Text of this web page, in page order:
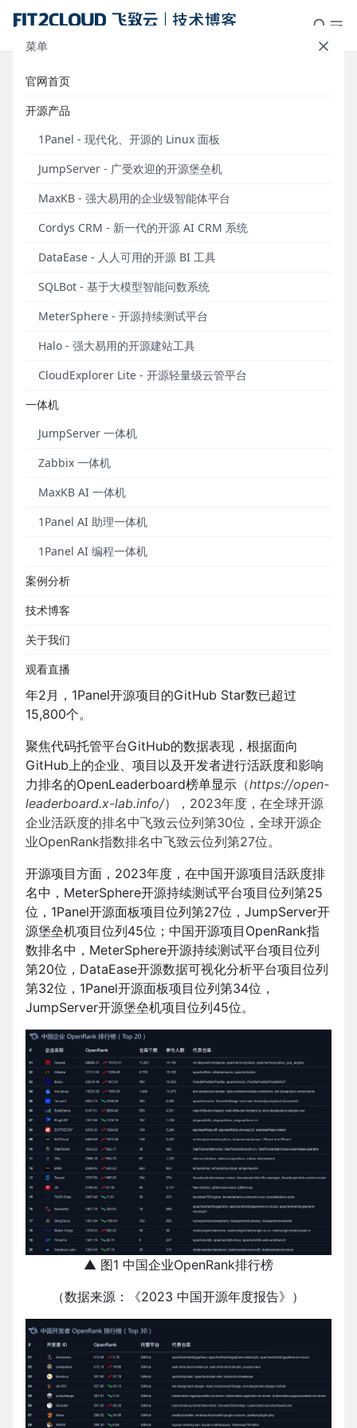
菜单
官网首页
开源产品
1Panel - 现代化、开源的 Linux 面板
JumpServer - 广受欢迎的开源堡垒机
MaxKB - 强大易用的企业级智能体平台
Cordys CRM - 新一代的开源 AI CRM 系统
DataEase - 人人可用的开源 BI 工具
SQLBot - 基于大模型智能问数系统
MeterSphere - 开源持续测试平台
Halo - 强大易用的开源建站工具
CloudExplorer Lite - 开源轻量级云管平台
一体机
JumpServer 一体机
Zabbix 一体机
MaxKB AI 一体机
1Panel AI 助理一体机
1Panel AI 编程一体机
案例分析
技术博客
关于我们
观看直播
2023 中国开源年度报告发布，飞致
云在中国企业OpenRank排行榜中排
发布《2023 中国开源年度报告》。本年度的开源年度
报告覆盖了更为广泛的代码托管平台，包括GitHub、
Gitee以及GitLink。报告显示， 在“中国企业
OpenRank排行榜”中，FIT2CLOUD飞致云排名第九
的Halo开源建站项目创始人汪瑞原（ruibaby）排名第
九位。
在《2023 中国开源年度报告》的“开源大事记”章节，
飞致云于2023年3月发布的1Panel开源面板项目因其
1Panel（
代化、开源的 Linux服务器运维管理面板，为用户提供
方式，帮助用户简化建站与运维管理流程。截至2024
年2月，1Panel开源项目的GitHub Star数已超过
15,800个。
聚焦代码托管平台GitHub的数据表现，根据面向
GitHub上的企业、项目以及开发者进行活跃度和影响
力排名的OpenLeaderboard榜单显示 （https://open-
leaderboard.x-lab.info/），2023年度，在全球开源
企业活跃度的排名中飞致云位列第30位，全球开源企
业OpenRank指数排名中飞致云位列第27位。
开源项目方面，2023年度，在中国开源项目活跃度排
名中，MeterSphere开源持续测试平台项目位列第25
位，1Panel开源面板项目位列第27位，JumpServer开
源堡垒机项目位列45位；中国开源项目OpenRank指
数排名中，MeterSphere开源持续测试平台项目位列
第20位，DataEase开源数据可视化分析平台项目位列
第32位，1Panel开源面板项目位列第34位，
JumpServer开源堡垒机项目位列45位。
▲ 图1 中国企业OpenRank排行榜
（数据来源：《2023 中国开源年度报告》）